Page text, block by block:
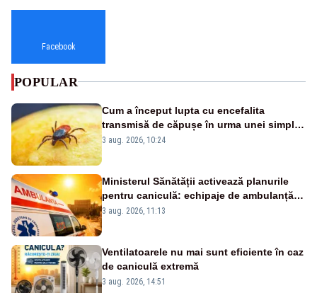
Facebook
POPULAR
Cum a început lupta cu encefalita
transmisă de căpușe în urma unei simple
vacanțe
3 aug. 2026, 10:24
Ministerul Sănătății activează planurile
pentru caniculă: echipaje de ambulanță
suplimentate, stocuri de medicamente
3 aug. 2026, 11:13
Ventilatoarele nu mai sunt eficiente în caz
de caniculă extremă
3 aug. 2026, 14:51